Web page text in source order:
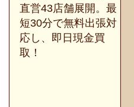
直営43店舗展開。最
短30分で無料出張対
応し、即日現金買
取！